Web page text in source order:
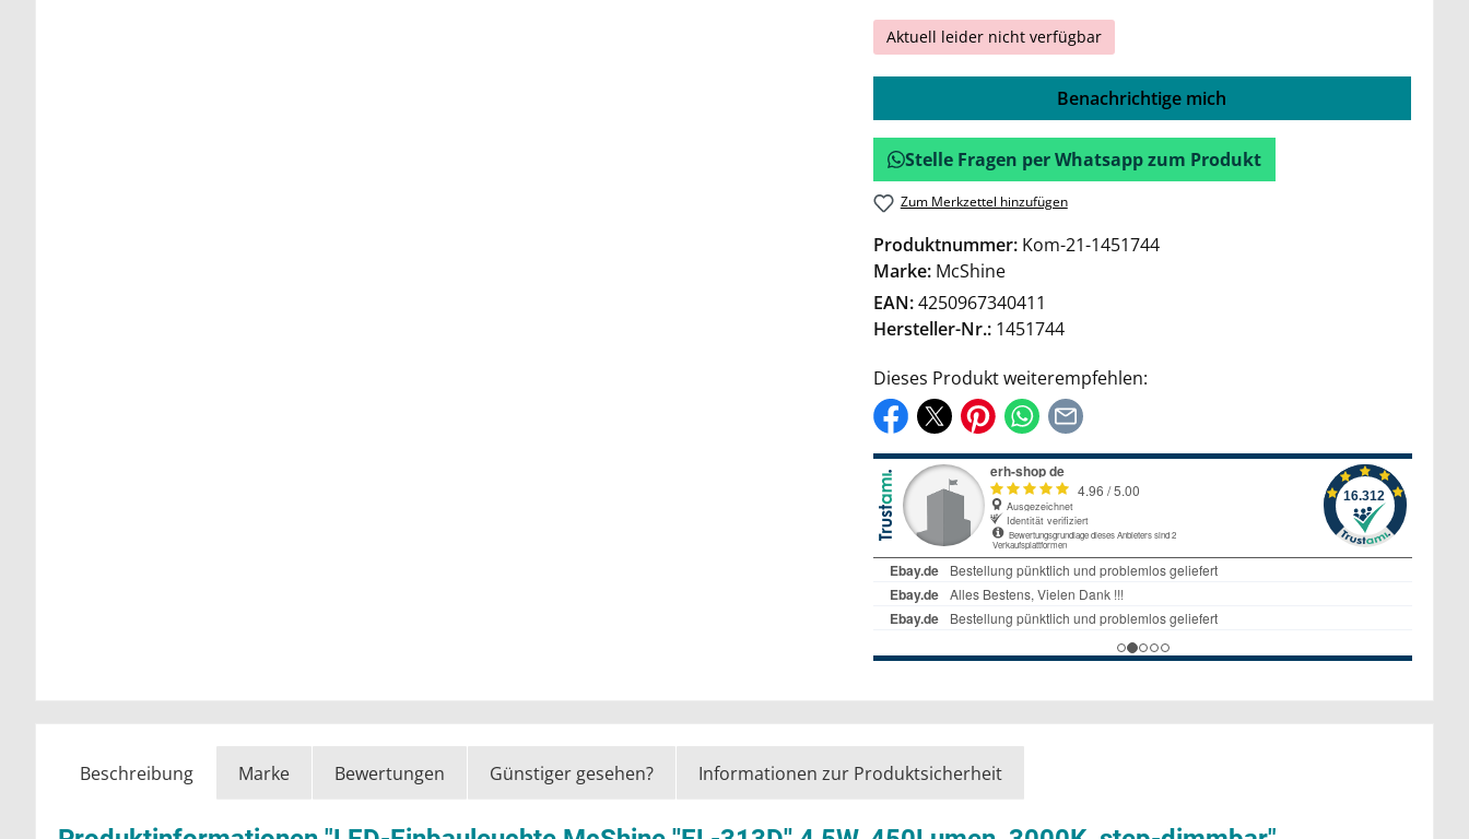
Aktuell leider nicht verfügbar
Benachrichtige mich
Stelle Fragen per Whatsapp zum Produkt
Zum Merkzettel hinzufügen
Produktnummer: Kom-21-1451744
Marke: McShine
EAN:4250967340411
Hersteller-Nr.: 1451744
Dieses Produkt weiterempfehlen:
Beschreibung Marke Bewertungen Günstiger gesehen? Informationen zur Produktsicherheit